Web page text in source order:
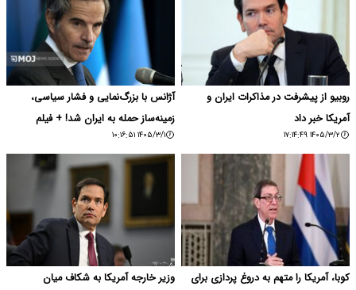
روبیو از پیشرفت‌ در مذاکرات ایران و
آمریکا خبر داد
۱۴۰۵/۳/۲ ۱۷:۱۴:۴۹
آژانس با بزرگ‌نمایی و فشار سیاسی،
زمینه‌ساز حمله به ایران شد! + فیلم
۱۴۰۵/۳/۱ ۱۰:۱۶:۵۱
کوبا، آمریکا را متهم به دروغ‌ پردازی برای
وزیر خارجه آمریکا به شکاف میان